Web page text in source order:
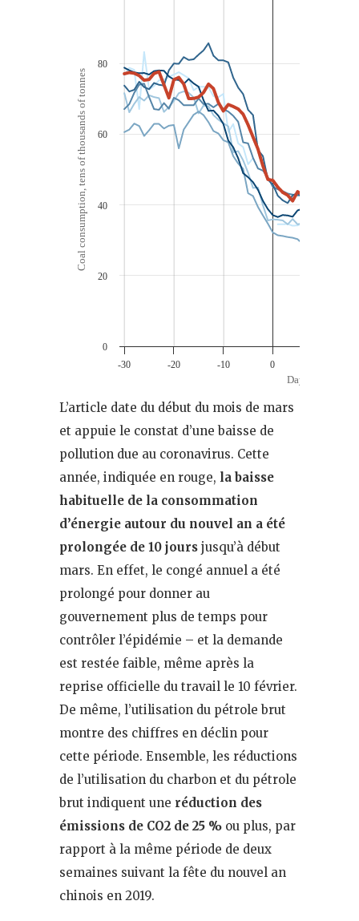
L’article date du début du mois de mars
et appuie le constat d’une baisse de
pollution due au coronavirus. Cette
année, indiquée en rouge, la baisse
habituelle de la consommation
d’énergie autour du nouvel an a été
prolongée de 10 jours jusqu’à début
mars. En effet, le congé annuel a été
prolongé pour donner au
gouvernement plus de temps pour
contrôler l’épidémie – et la demande
est restée faible, même après la
reprise officielle du travail le 10 février.
De même, l’utilisation du pétrole brut
montre des chiffres en déclin pour
cette période. Ensemble, les réductions
de l’utilisation du charbon et du pétrole
brut indiquent une réduction des
émissions de CO2 de 25 % ou plus, par
rapport à la même période de deux
semaines suivant la fête du nouvel an
chinois en 2019.